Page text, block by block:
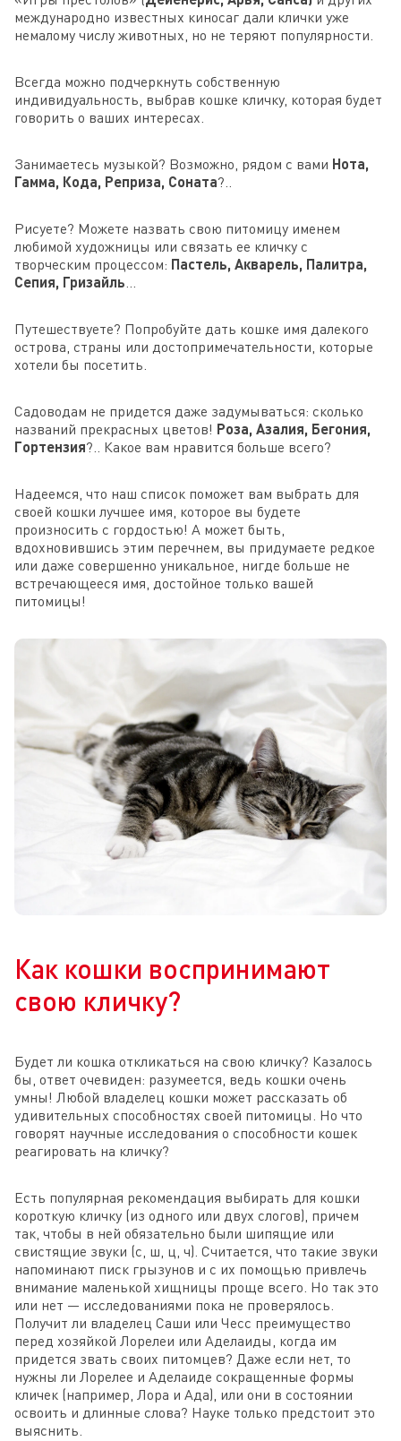
международно известных киносаг дали клички уже
немалому числу животных, но не теряют популярности.
Всегда можно подчеркнуть собственную
индивидуальность, выбрав кошке кличку, которая будет
говорить о ваших интересах.
Занимаетесь музыкой? Возможно, рядом с вами Нота,
Гамма, Кода, Реприза, Соната?..
Рисуете? Можете назвать свою питомицу именем
любимой художницы или связать ее кличку с
творческим процессом: Пастель, Акварель, Палитра,
Сепия, Гризайль
Путешествуете? Попробуйте дать кошке имя далекого
острова, страны или достопримечательности, которые
хотели бы посетить.
Садоводам не придется даже задумываться: сколько
названий прекрасных цветов! Роза, Азалия, Бегония,
Гортензия?.. Какое вам нравится больше всего?
Надеемся, что наш список поможет вам выбрать для
своей кошки лучшее имя, которое вы будете
произносить с гордостью! А может быть,
вдохновившись этим перечнем, вы придумаете редкое
или даже совершенно уникальное, нигде больше не
встречающееся имя, достойное только вашей
питомицы!
Как кошки воспринимают
свою кличку?
Будет ли кошка откликаться на свою кличку? Казалось
бы, ответ очевиден: разумеется, ведь кошки очень
умны! Любой владелец кошки может рассказать об
удивительных способностях своей питомицы. Но что
говорят научные исследования о способности кошек
реагировать на кличку?
Есть популярная рекомендация выбирать для кошки
короткую кличку (из одного или двух слогов), причем
так, чтобы в ней обязательно были шипящие или
свистящие звуки (с, ш, ц, ч). Считается, что такие звуки
напоминают писк грызунов и с их помощью привлечь
внимание маленькой хищницы проще всего. Но так это
или нет — исследованиями пока не проверялось.
Получит ли владелец Саши или Чесс преимущество
перед хозяйкой Лорелеи или Аделаиды, когда им
придется звать своих питомцев? Даже если нет, то
нужны ли Лорелее и Аделаиде сокращенные формы
кличек (например, Лора и Ада), или они в состоянии
освоить и длинные слова? Науке только предстоит это
выяснить.